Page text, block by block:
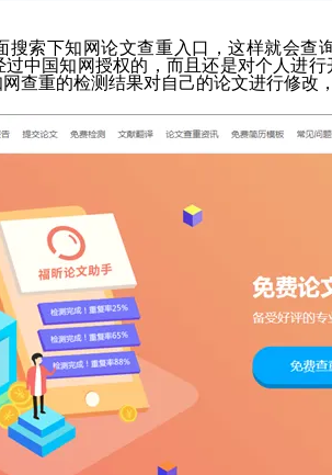
搜索下知网论文查重入口，这样就会
中国知网授权的，而且还是对个人进
查重的检测结果对自己的论文进行修改